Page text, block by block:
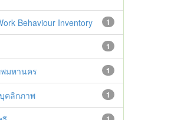
1
Behaviour Inventory
1
1
พมหานคร
1
คลิกภาพ